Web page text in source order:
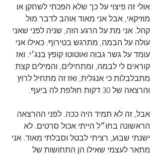
אולי זה פיצוי על כך שלא הפכתי לשחקן או
מוזיקאי, אבל אני מאוד אוהב לדבר מול
קהל. אני מת על הרגע הזה, שניה לפני שאני
עולה על הבמה, מתרגש בטירוף. כאילו אני
עומד על גשר גבוה ואוטוטו קופץ בנג׳י. ואז
קוראים לי לבמה, ומתחילים, והמילים קצת
מתבלבלות כי אנגלית, ואז זה מתחיל לרוץ
והרצאה של 30 דקות חולפת לה ביעף.
אבל, זה לא תמיד היה ככה. לפני ההרצאה
הראשונה בחו״ל הייתי אכול סרטים. לא
ישנתי שבוע, רציתי לבטל וסבלתי מאוד. אני
מתאר לעצמי שאילו הן התחושות של